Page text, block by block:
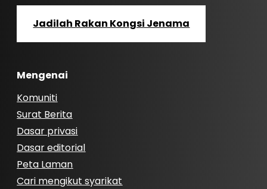
Jadilah Rakan Kongsi Jenama
Mengenai
Komuniti
Surat Berita
Dasar privasi
Dasar editorial
Peta Laman
Cari mengikut syarikat